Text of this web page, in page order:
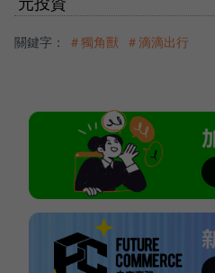
關鍵字： ＃獨角獸 ＃滴滴出行